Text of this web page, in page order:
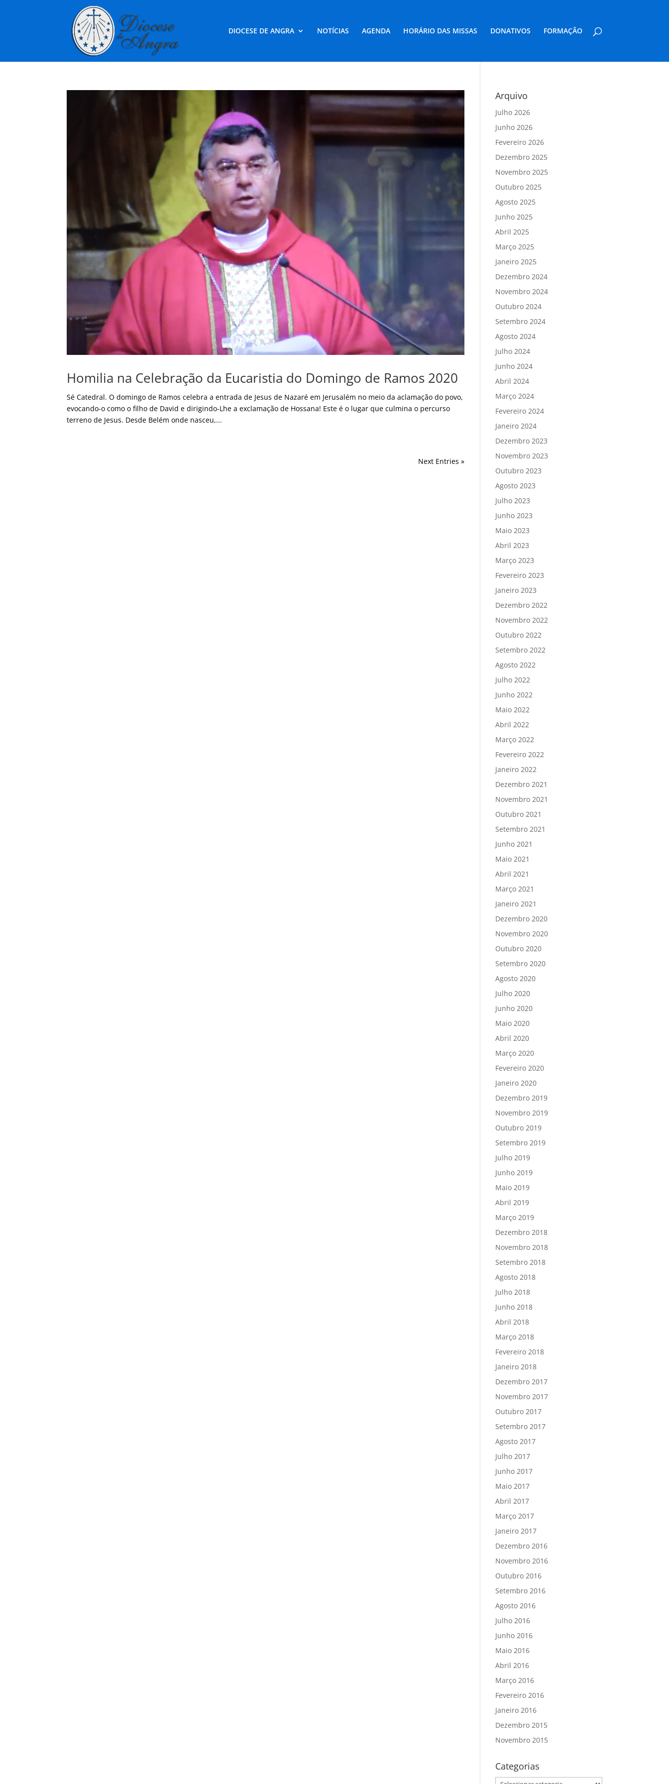
DIOCESE DE ANGRA NOTÍCIAS AGENDA HORÁRIO DAS MISSAS DONATIVOS FORMAÇÃO
Homilia na Celebração da Eucaristia do Domingo de Ramos 2020
Sé Catedral. O domingo de Ramos celebra a entrada de Jesus de Nazaré em Jerusalém no meio da aclamação do povo,
evocando-o como o filho de David e dirigindo-Lhe a exclamação de Hossana! Este é o lugar que culmina o percurso
terreno de Jesus. Desde Belém onde nasceu,...
Next Entries »
Arquivo
Julho 2026
Junho 2026
Fevereiro 2026
Dezembro 2025
Novembro 2025
Outubro 2025
Agosto 2025
Junho 2025
Abril 2025
Março 2025
Janeiro 2025
Dezembro 2024
Novembro 2024
Outubro 2024
Setembro 2024
Agosto 2024
Julho 2024
Junho 2024
Abril 2024
Março 2024
Fevereiro 2024
Janeiro 2024
Dezembro 2023
Novembro 2023
Outubro 2023
Agosto 2023
Julho 2023
Junho 2023
Maio 2023
Abril 2023
Março 2023
Fevereiro 2023
Janeiro 2023
Dezembro 2022
Novembro 2022
Outubro 2022
Setembro 2022
Agosto 2022
Julho 2022
Junho 2022
Maio 2022
Abril 2022
Março 2022
Fevereiro 2022
Janeiro 2022
Dezembro 2021
Novembro 2021
Outubro 2021
Setembro 2021
Junho 2021
Maio 2021
Abril 2021
Março 2021
Janeiro 2021
Dezembro 2020
Novembro 2020
Outubro 2020
Setembro 2020
Agosto 2020
Julho 2020
Junho 2020
Maio 2020
Abril 2020
Março 2020
Fevereiro 2020
Janeiro 2020
Dezembro 2019
Novembro 2019
Outubro 2019
Setembro 2019
Julho 2019
Junho 2019
Maio 2019
Abril 2019
Março 2019
Dezembro 2018
Novembro 2018
Setembro 2018
Agosto 2018
Julho 2018
Junho 2018
Abril 2018
Março 2018
Fevereiro 2018
Janeiro 2018
Dezembro 2017
Novembro 2017
Outubro 2017
Setembro 2017
Agosto 2017
Julho 2017
Junho 2017
Maio 2017
Abril 2017
Março 2017
Janeiro 2017
Dezembro 2016
Novembro 2016
Outubro 2016
Setembro 2016
Agosto 2016
Julho 2016
Junho 2016
Maio 2016
Abril 2016
Março 2016
Fevereiro 2016
Janeiro 2016
Dezembro 2015
Novembro 2015
Categorias